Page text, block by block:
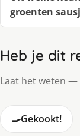
groenten
Heb je dit
Laat het weten —
🍳Gekookt!